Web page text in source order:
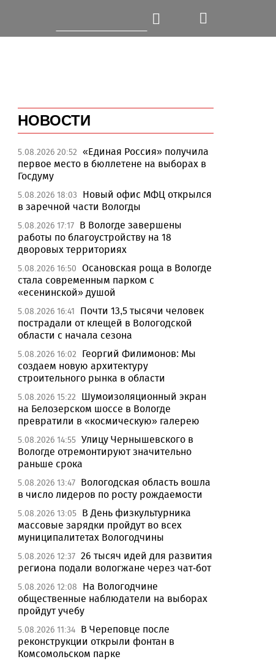
НОВОСТИ
5.08.2026 20:52 «Единая Россия» получила
первое место в бюллетене на выборах в
Госдуму
5.08.2026 18:03
Новый офис МФЦ открылся
в заречной части Вологды
5.08.2026 17:17 В Вологде завершены
работы по благоустройству на 18
дворовых территориях
5.08.2026 16:50 Осановская роща в Вологде
стала современным парком с
«есенинской» душой
5.08.2026 16:41
Почти 13,5 тысячи человек
пострадали от клещей в Вологодской
области с начала сезона
5.08.2026 16:02
Георгий Филимонов: Мы
создаем новую архитектуру
строительного рынка в области
5.08.2026 15:22
Шумоизоляционный экран
на Белозерском шоссе в Вологде
превратили в «космическую» галерею
5.08.2026 14:55 Улицу Чернышевского в
Вологде отремонтируют значительно
раньше срока
5.08.2026 13:47 Вологодская область вошла
в число лидеров по росту рождаемости
5.08.2026 13:05 В День физкультурника
массовые зарядки пройдут во всех
муниципалитетах Вологодчины
5.08.2026 12:37 26 тысяч идей для развития
региона подали вологжане через чат-бот
5.08.2026 12:08
На Вологодчине
общественные наблюдатели на выборах
пройдут учебу
5.08.2026 11:34 В Череповце после
реконструкции открыли фонтан в
Комсомольском парке